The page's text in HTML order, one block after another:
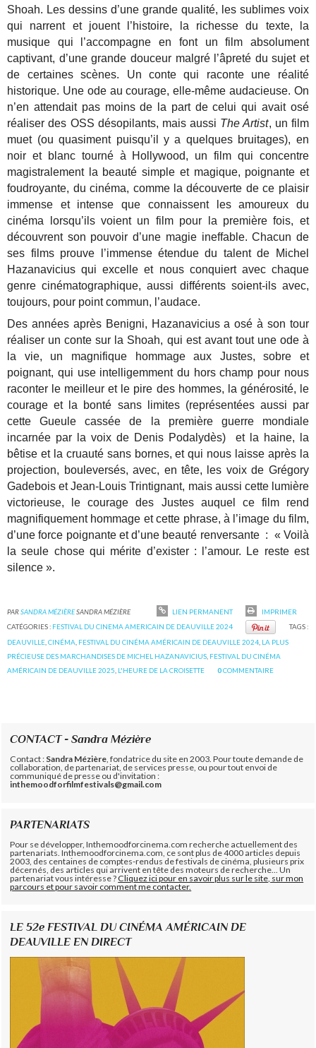
Shoah. Les dessins d’une grande qualité, les sublimes voix
qui narrent et jouent l’histoire, la richesse du texte, la
musique qui l’accompagne en font un film absolument
captivant, d’une grande douceur malgré l’âpreté du sujet et
de certaines scènes. Un conte qui raconte une réalité
historique. Une ode au courage, elle-même audacieuse. On
n’en attendait pas moins de la part de celui qui avait osé
réaliser des OSS désopilants, mais aussi The Artist, un film
muet (ou quasiment puisqu’il y a quelques bruitages), en
noir et blanc tourné à Hollywood, un film qui concentre
magistralement la beauté simple et magique, poignante et
foudroyante, du cinéma, comme la découverte de ce plaisir
immense et intense que connaissent les amoureux du
cinéma lorsqu’ils voient un film pour la première fois, et
découvrent son pouvoir d’une magie ineffable. Chacun de
ses films prouve l’immense étendue du talent de Michel
Hazanavicius qui excelle et nous conquiert avec chaque
genre cinématographique, aussi différents soient-ils avec,
toujours, pour point commun, l’audace.
Des années après Benigni, Hazanavicius a osé à son tour
réaliser un conte sur la Shoah, qui est avant tout une ode à
la vie, un magnifique hommage aux Justes, sobre et
poignant, qui use intelligemment du hors champ pour nous
raconter le meilleur et le pire des hommes, la générosité, le
courage et la bonté sans limites (représentées aussi par
cette Gueule cassée de la première guerre mondiale
incarnée par la voix de Denis Podalydès) et la haine, la
bêtise et la cruauté sans bornes, et qui nous laisse après la
projection, bouleversés, avec, en tête, les voix de Grégory
Gadebois et Jean-Louis Trintignant, mais aussi cette lumière
victorieuse, le courage des Justes auquel ce film rend
magnifiquement hommage et cette phrase, à l’image du film,
d’une force poignante et d’une beauté renversante : « Voilà
la seule chose qui mérite d’exister : l’amour. Le reste est
silence ».
PARSANDRA MÉZIÈRESANDRA MÉZIÈRE LIEN PERMANENT
IMPRIMER
CATÉGORIES : FESTIVAL DU CINEMA AMERICAIN DE DEAUVILLE 2024
TAGS :
DEAUVILLE ,CINÉMA FESTIVAL DU CINÉMA AMÉRICAIN DE DEAUVILLE 2024 LA PLUS
PRÉCIEUSE DES MARCHANDISES DE MICHEL HAZANAVICIUS FESTIVAL DU CINÉMA
AMÉRICAIN DE DEAUVILLE 2025 L'HEURE DE LA CROISETTE 0COMMENTAIRE
CONTACT - Sandra Mézière
Contact : Sandra Mézière , fondatrice du site en 2003. Pour toute demande de
collaboration, de partenariat, de services presse, ou pour tout envoi de
communiqué de presse ou d'invitation :
inthemoodforfilmfestivals@gmail.com
PARTENARIATS
Pour se développer, Inthemoodforcinema.com recherche actuellement des
partenariats. Inthemoodforcinema.com, ce sont plus de 4000 articles depuis
2003, des centaines de comptes-rendus de festivals de cinéma, plusieurs prix
décernés, des articles qui arrivent en tête des moteurs de recherche... Un
partenariat vous intéresse ?Cliquez ici pour en savoir plus sur le site, sur mon
parcours et pour savoir comment me contacter.
LE 52e FESTIVAL DU CINÉMA AMÉRICAIN DE
DEAUVILLE EN DIRECT